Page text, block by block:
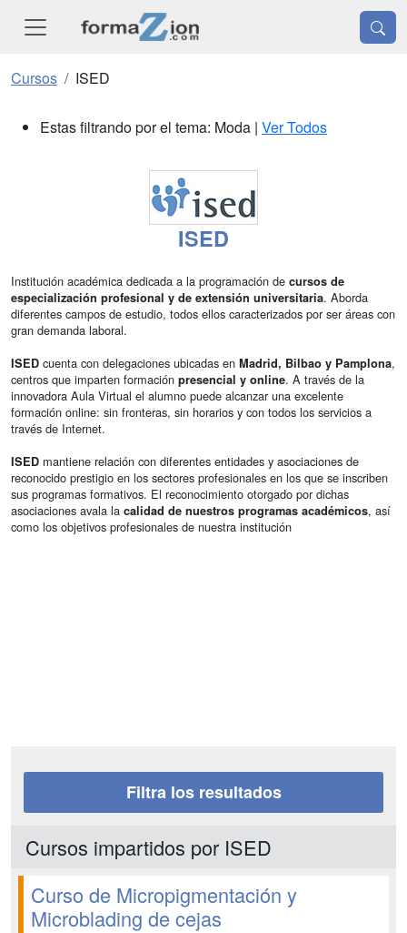
Cursos ISED
Estas filtrando por el tema: Moda | Ver Todos
ISED
Institución académica dedicada a la programación de cursos de
especialización profesional y de extensión universitaria. Aborda
diferentes campos de estudio, todos ellos caracterizados por ser áreas con
gran demanda laboral.
ISED cuenta con delegaciones ubicadas en Madrid, Bilbao y Pamplona,
centros que imparten formación presencial y online. A través de la
innovadora Aula Virtual el alumno puede alcanzar una excelente
formación online: sin fronteras, sin horarios y con todos los servicios a
través de Internet.
ISED mantiene relación con diferentes entidades y asociaciones de
reconocido prestigio en los sectores profesionales en los que se inscriben
sus programas formativos. El reconocimiento otorgado por dichas
asociaciones avala la calidad de nuestros programas académicos, así
como los objetivos profesionales de nuestra institución
Filtra los resultados
Cursos impartidos por ISED
Curso de Micropigmentación y
Microblading de cejas